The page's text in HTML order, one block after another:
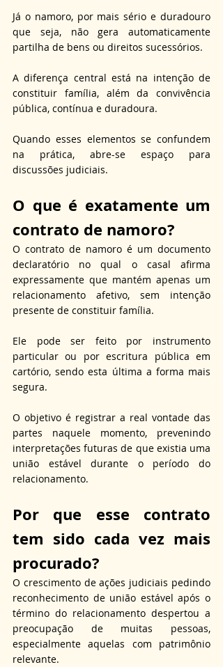
Já o namoro, por mais sério e duradouro
que seja, não gera automaticamente
partilha de bens ou direitos sucessórios.
A diferença central está na intenção de
constituir família, além da convivência
pública, contínua e duradoura.
Quando esses elementos se confundem
na prática, abre-se espaço para
discussões judiciais.
O que é exatamente
contrato de namoro?
O contrato de namoro é um documento
declaratório no qual o casal afirma
expressamente que mantém apenas um
relacionamento afetivo, sem intenção
presente de constituir família.
Ele pode ser feito por instrumento
particular ou por escritura pública em
cartório, sendo esta última a forma mais
segura.
O objetivo é registrar a real vontade das
partes naquele momento, prevenindo
interpretações futuras de que existia uma
união estável durante o período do
relacionamento.
tem sido cada vez mais
procurado?
O crescimento de ações judiciais pedindo
reconhecimento de união estável após o
término do relacionamento despertou a
preocupação de muitas pessoas,
especialmente aquelas com patrimônio
relevante.